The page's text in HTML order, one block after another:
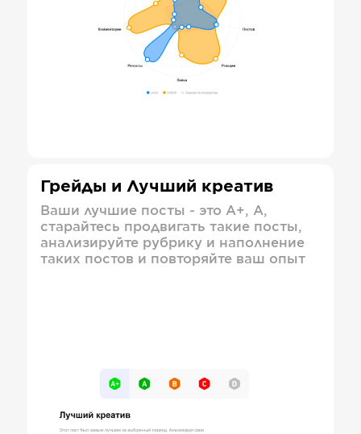
Грейды и Лучший креатив
Ваши лучшие посты - это А+, А,
старайтесь продвигать такие посты,
анализируйте рубрику и наполнение
таких постов и повторяйте ваш опыт